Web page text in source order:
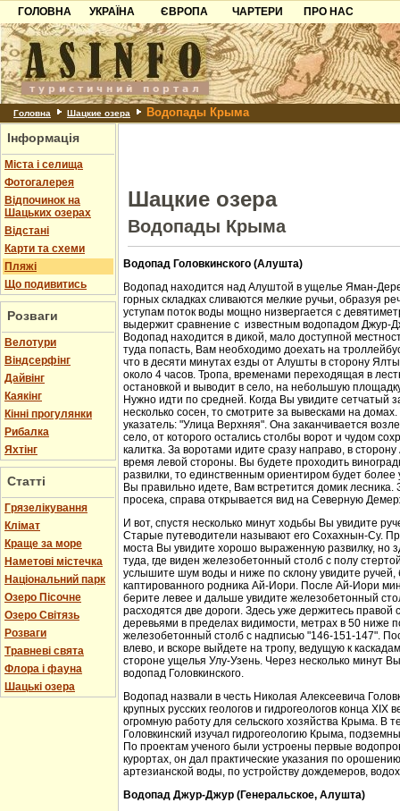
ГОЛОВНА
УКРАЇНА
Карпати
Азов
Причорноморря
Шацьк
ЄВРОПА
Чорногорія
Хорватія
Болгарія
Албанія
ЧАРТЕРИ
ПРО НАС
Контакти
Партнерам
Додати готель
Головна Шацкие озера Водопады Крыма
Інформація
Міста і селища
Фотогалерея
Відпочинок на
Шацьких озерах
Відстані
Карти та схеми
Пляжі
Що подивитись
Розваги
Велотури
Віндсерфінг
Дайвінг
Каякінг
Кінні прогулянки
Рибалка
Яхтінг
Статті
Грязелікування
Клімат
Краще за море
Наметові містечка
Національний парк
Озеро Пісочне
Озеро Світязь
Розваги
Травневі свята
Флора і фауна
Шацькі озера
Шацкие озера
Водопады Крыма
Водопад Головкинского (Алушта)
Водопад находится над Алуштой в ущелье Яман-
горных складках сливаются мелкие ручьи, образуя
уступам поток воды мощно низвергается с
выдержит сравнение с известным водопадом Джур-
Водопад находится в дикой, мало доступной
туда попасть, Вам необходимо доехать на
что в десяти минутах езды от Алушты в сторону
около 4 часов. Тропа, временами переходящая в
остановкой и выводит в село, на небольшую
Нужно идти по средней. Когда Вы увидите сетчатый
несколько сосен, то смотрите за вывесками на
указатель: "Улица Верхняя". Она заканчивается
село, от которого остались столбы ворот и чудом
калитка. За воротами идите сразу направо, в
время левой стороны. Вы будете проходить
развилки, то единственным ориентиром будет более
Вы правильно идете, Вам встретится домик лесника.
просека, справа открывается вид на Северную
И вот, спустя несколько минут ходьбы Вы увидите
Старые путеводители называют его Сохахнын-Су.
моста Вы увидите хорошо выраженную развилку, но
туда, где виден железобетонный столб с полу
услышите шум воды и ниже по склону увидите
каптированного родника Ай-Иори. После Ай-Иори
берите левее и дальше увидите железобетонный
расходятся две дороги. Здесь уже держитесь правой
деревьями в пределах видимости, метрах в 50 ниже
железобетонный столб с надписью "146-151-147".
влево, и вскоре выйдете на тропу, ведущую к
стороне ущелья Улу-Узень. Через несколько минут
водопад Головкинского.
Водопад назвали в честь Николая Алексеевича
крупных русских геологов и гидрогеологов конца XIX
огромную работу для сельского хозяйства Крыма. В
Головкинский изучал гидрогеологию Крыма,
По проектам ученого были устроены первые
курортах, он дал практические указания по
артезианской воды, по устройству дождемеров,
Водопад Джур-Джур (Генеральское, Алушта)